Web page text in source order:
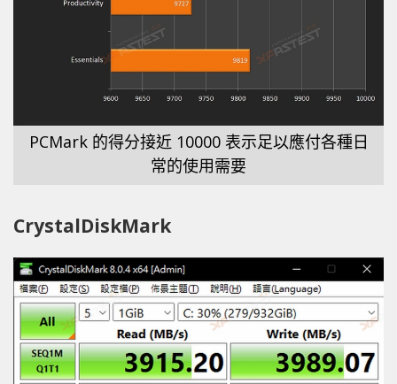
PCMark 的得分接近 10000 表示足以應付各種日
常的使用需要
CrystalDiskMark